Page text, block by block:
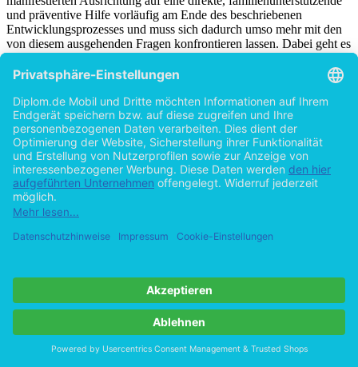
Die SPFH steht mit ihrer schließlich durch das neue KJHG
manifestier­ten Ausrichtung auf eine direkte, familienunterstützende
und präventive Hilfe vorläufig am Ende des beschriebenen
von diesem ausgehenden Fragen konfrontieren lassen. Dabei geht es
in der SPFH zuallererst um die Frage, wie sie den benachteiligten
Adressaten begegnen will und welches Ver­ständnis oder
Menschenbild ihr dabei zugrunde liegt.:
- Welche Rolle spielt etwa eine gewisse Mittelschichtorientierung
(etwa als „bürgerliches Familienideal“) ?
- Muss es heute angesichts aktueller Entwicklungen wieder vorran­
gig darum gehen, die Betreuten in Arbeit zu vermitteln (wie im
Elberfelder System) ? Hier sei auf den derzeit gängigen Wahlslo­gan
„Sozial ist, was Arbeit schafft !“ hingewiesen.
- Welche Aufgaben muss oder soll die SPFH wahrnehmen (prakti­
sche Hilfe, pädagogische Betreuung) ?
Erziehungsrecht der Familie eingreifen) ?
- Wie wirken sich Differenzierung und Spezialisierung innerhalb der
SPFH aus ?
Alle diese und weitere Fragen gehen letztlich schon aus der
historischen Entwicklung der sozialen Arbeit unter den jeweiligen